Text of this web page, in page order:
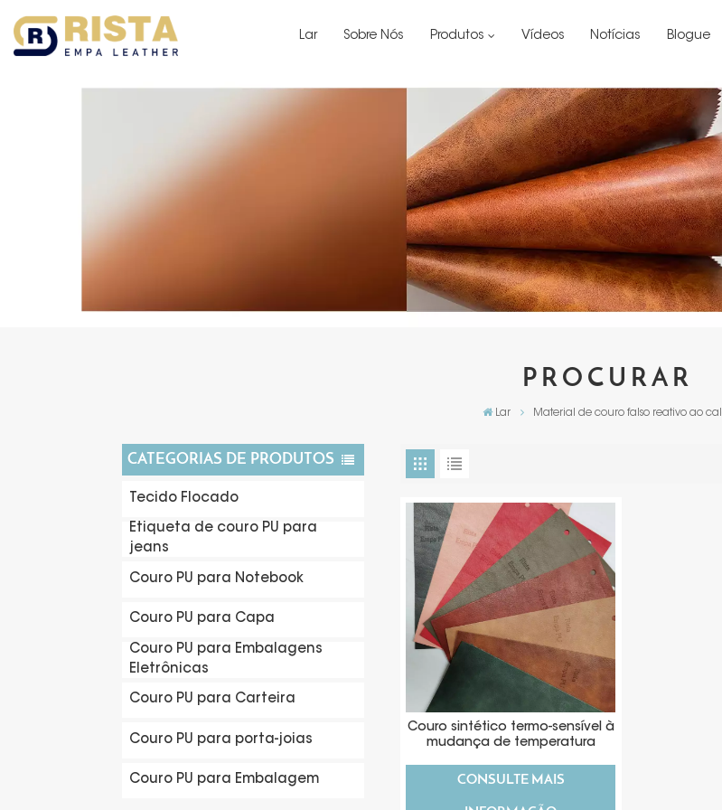
Lar Sobre Nós Produtos Vídeos Notícias Blogue
PROCURAR
Lar Material de couro falso reativo ao
CATEGORIAS DE PRODUTOS
Tecido Flocado
Etiqueta de couro PU para
jeans
Couro PU para Notebook
Couro PU para Capa
Couro PU para Embalagens
Eletrônicas
Couro PU para Carteira
Couro PU para porta-joias
Couro PU para Embalagem
Couro sintético termo-sensível à
mudança de temperatura
material de embalagem
CONSULTE MAIS